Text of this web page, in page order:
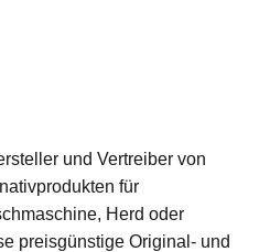
und Vertreiber von
für
Herd oder
preisgünstige Original- und